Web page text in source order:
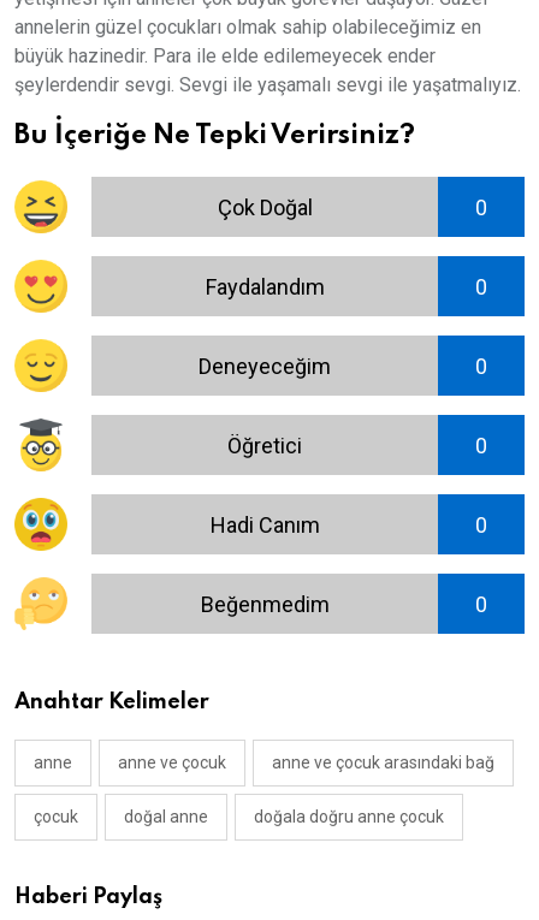
annelerin güzel çocukları olmak sahip olabileceğimiz en
büyük hazinedir. Para ile elde edilemeyecek ender
şeylerdendir sevgi. Sevgi ile yaşamalı sevgi ile yaşatmalıyız.
Bu İçeriğe Ne Tepki Verirsiniz?
Çok Doğal 0
Faydalandım 0
Deneyeceğim 0
Öğretici 0
Hadi Canım 0
Beğenmedim 0
Anahtar Kelimeler
anne anne ve çocuk anne ve çocuk arasındaki bağ
çocuk doğal anne doğala doğru anne çocuk
Haberi Paylaş